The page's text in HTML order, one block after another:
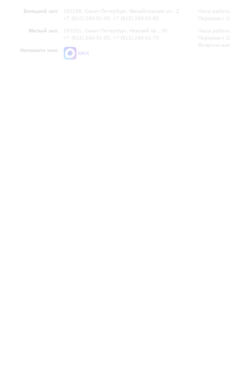
Большой зал:
191186, Санкт-Петербург, Михайловская ул., 2
+7 (812) 240-01-00, +7 (812) 240-01-80
Малый зал:
191011, Санкт-Петербург, Невский пр., 30
+7 (812) 240-01-00, +7 (812) 240-01-70
Напишите нам:
MAX
Часы
Перерыв с
Часы
Перерыв с
Вопросы